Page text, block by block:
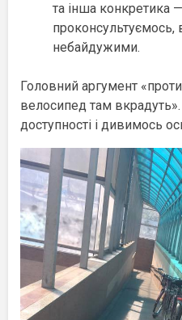
та інша конкретика
проконсультуємось,
небайдужими.
Головний аргумент
велосипед там
доступності і дивимось